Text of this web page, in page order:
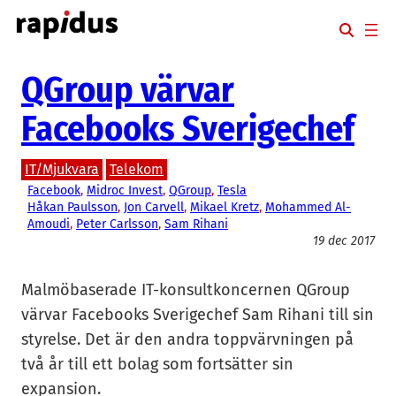
Hoppa
till
QGroup värvar
Facebooks Sverigechef
IT/Mjukvara Telekom
Facebook, Midroc Invest, QGroup, Tesla
Håkan Paulsson, Jon Carvell, Mikael Kretz, Mohammed Al-
Amoudi, Peter Carlsson, Sam Rihani
19 dec 2017
Malmöbaserade IT-konsultkoncernen QGroup
värvar Facebooks Sverigechef Sam Rihani till sin
styrelse. Det är den andra toppvärvningen på
två år till ett bolag som fortsätter sin
expansion.